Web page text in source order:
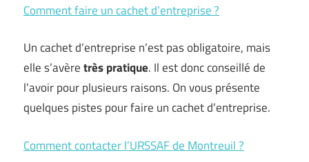
Comment faire un cachet d’entreprise ?
Un cachet d’entreprise n’est pas obligatoire, mais
elle s’avèretrès pratique. Il est donc conseillé de
l’avoir pour plusieurs raisons. On vous présente
quelques pistes pour faire un cachet d’entreprise.
Comment contacter l’URSSAF de Montreuil ?